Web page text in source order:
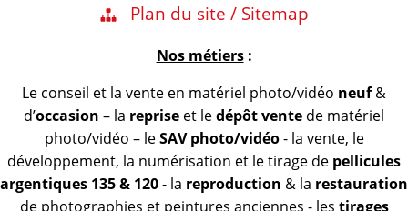
Plan du site / Sitemap
Nos métiers:
Le conseil et la vente en matériel photo/vidéo neuf&
d’occasion – la reprise et ledépôt vente de matériel
photo/vidéo – leSAV photo/vidéo- la vente, le
développement, la numérisation et le tirage de pellicules
argentiques 135 & 120- la reproduction & la restauration
de photographies et peintures anciennes - les tirages